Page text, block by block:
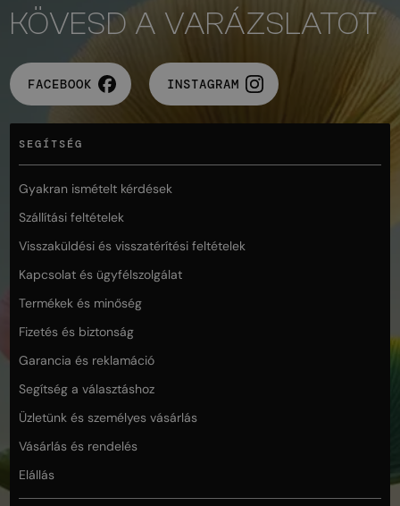
KÖVESD A VARÁZSLATOT
FACEBOOK INSTAGRAM
SEGÍTSÉG
Gyakran ismételt kérdések
Szállítási feltételek
Visszaküldési és visszatérítési feltételek
Kapcsolat és ügyfélszolgálat
Termékek és minőség
Fizetés és biztonság
Garancia és reklamáció
Segítség a választáshoz
Üzletünk és személyes vásárlás
Vásárlás és rendelés
Elállás